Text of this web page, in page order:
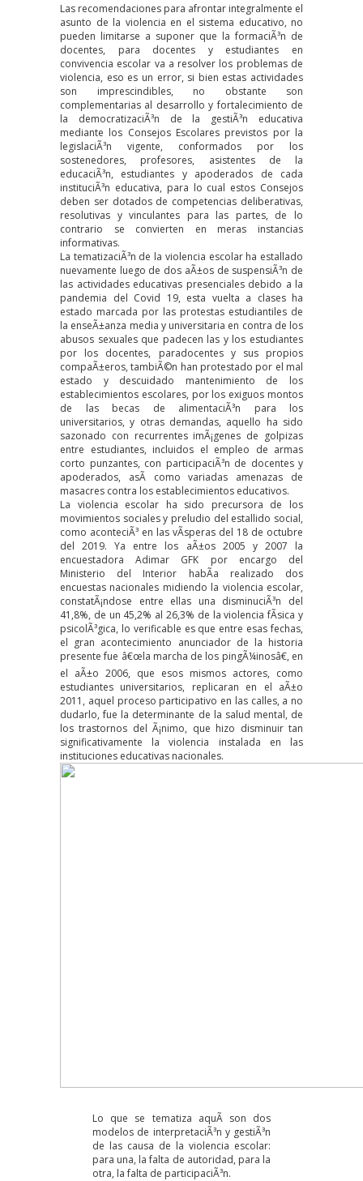
Las recomendaciones para afrontar integralmente el
asunto de la violencia en el sistema educativo, no
pueden limitarse a suponer que la formaciÃ³n de
docentes, para docentes y estudiantes en
convivencia escolar va a resolver los problemas de
violencia, eso es un error, si bien estas actividades
son imprescindibles, no obstante son
complementarias al desarrollo y fortalecimiento de
la democratizaciÃ³n de la gestiÃ³n educativa
mediante los Consejos Escolares previstos por la
legislaciÃ³n vigente, conformados por los
sostenedores, profesores, asistentes de la
educaciÃ³n, estudiantes y apoderados de cada
instituciÃ³n educativa, para lo cual estos Consejos
deben ser dotados de competencias deliberativas,
resolutivas y vinculantes para las partes, de lo
contrario se convierten en meras instancias
informativas.
La tematizaciÃ³n de la violencia escolar ha estallado
nuevamente luego de dos aÃ±os de suspensiÃ³n de
las actividades educativas presenciales debido a la
pandemia del Covid 19, esta vuelta a clases ha
estado marcada por las protestas estudiantiles de
la enseÃ±anza media y universitaria en contra de los
abusos sexuales que padecen las y los estudiantes
por los docentes, paradocentes y sus propios
compaÃ±eros, tambiÃ©n han protestado por el mal
estado y descuidado mantenimiento de los
establecimientos escolares, por los exiguos montos
de las becas de alimentaciÃ³n para los
universitarios, y otras demandas, aquello ha sido
sazonado con recurrentes imÃ¡genes de golpizas
entre estudiantes, incluidos el empleo de armas
corto punzantes, con participaciÃ³n de docentes y
apoderados, asÃ­ como variadas amenazas de
masacres contra los establecimientos educativos.
La violencia escolar ha sido precursora de los
movimientos sociales y preludio del estallido social,
como aconteciÃ³ en las vÃ­speras del 18 de octubre
del 2019. Ya entre los aÃ±os 2005 y 2007 la
encuestadora Adimar GFK por encargo del
Ministerio del Interior habÃ­a realizado dos
encuestas nacionales midiendo la violencia escolar,
constatÃ¡ndose entre ellas una disminuciÃ³n del
41,8%, de un 45,2% al 26,3% de la violencia fÃ­sica y
psicolÃ³gica, lo verificable es que entre esas fechas,
el gran acontecimiento anunciador de la historia
presente fue â€œla marcha de los pingÃ¼inosâ€, en
el aÃ±o 2006, que esos mismos actores, como
estudiantes universitarios, replicaran en el aÃ±o
2011, aquel proceso participativo en las calles, a no
dudarlo, fue la determinante de la salud mental, de
los trastornos del Ã¡nimo, que hizo disminuir tan
significativamente la violencia instalada en las
instituciones educativas nacionales.
Lo que se tematiza aquÃ­ son dos
modelos de interpretaciÃ³n y gestiÃ³n
de las causa de la violencia escolar:
para una, la falta de autoridad, para la
otra, la falta de participaciÃ³n.